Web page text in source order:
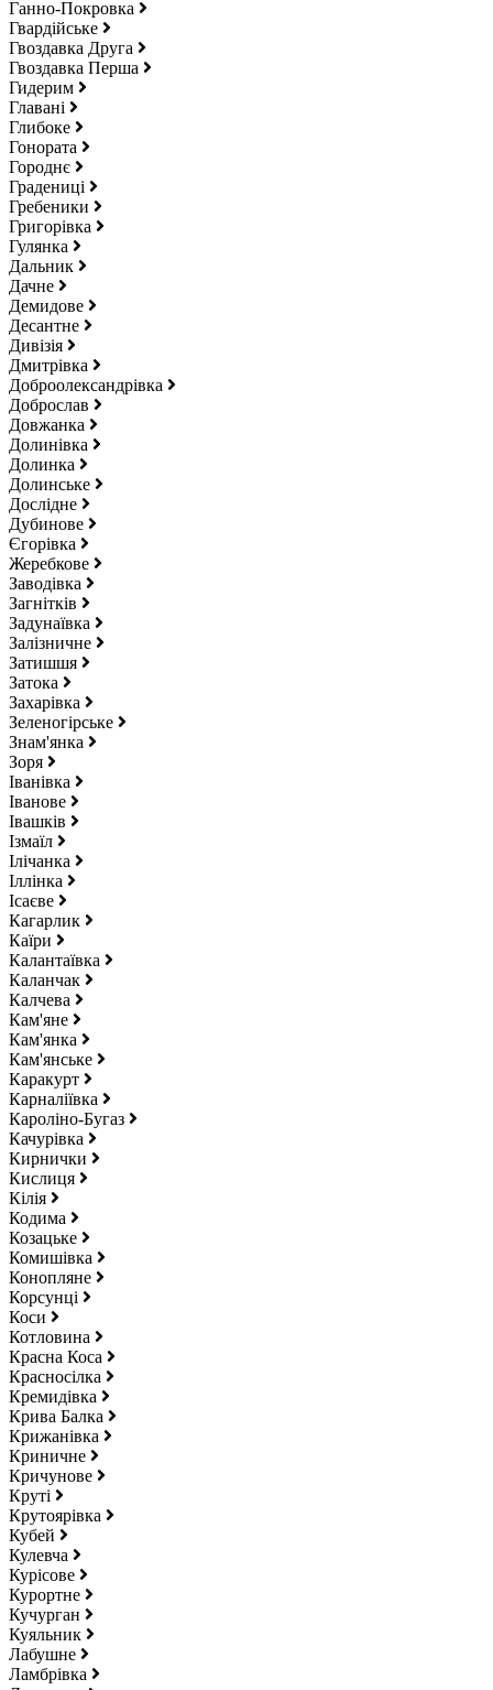
Ганно-Покровка
Гвардійське
Гвоздавка Друга
Гвоздавка Перша
Гидерим
Главані
Глибоке
Гонората
Городнє
Градениці
Гребеники
Григорівка
Гулянка
Дальник
Дачне
Демидове
Десантне
Дивізія
Дмитрівка
Доброолександрівка
Доброслав
Довжанка
Долинівка
Долинка
Долинське
Дослідне
Дубинове
Єгорівка
Жеребкове
Заводівка
Загнітків
Задунаївка
Залізничне
Затишшя
Затока
Захарівка
Зеленогірське
Знам'янка
Зоря
Іванівка
Іванове
Івашків
Ізмаїл
Ілічанка
Іллінка
Ісаєве
Кагарлик
Каїри
Калантаївка
Каланчак
Калчева
Кам'яне
Кам'янка
Кам'янське
Каракурт
Карналіївка
Кароліно-Бугаз
Качурівка
Кирнички
Кислиця
Кілія
Кодима
Козацьке
Комишівка
Конопляне
Корсунці
Коси
Котловина
Красна Коса
Красносілка
Кремидівка
Крива Балка
Крижанівка
Криничне
Кричунове
Круті
Крутоярівка
Кубей
Кулевча
Курісове
Курортне
Кучурган
Куяльник
Лабушне
Ламбрівка